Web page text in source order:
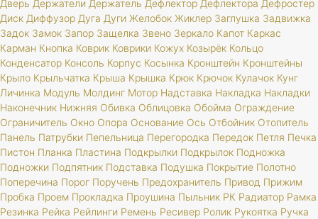
Дверь Держатели Держатель Дефлектор Дефлектора Дефростер
Диск Диффузор Дуга Дуги Желобок Жиклер Заглушка Задвижка
Задок Замок Запор Защелка Звено Зеркало Капот Каркас
Карман Кнопка Коврик Коврики Кожух Козырёк Кольцо
Конденсатор Консоль Корпус Косынка Кронштейн Кронштейны
Крыло Крыльчатка Крыша Крышка Крюк Крючок Кулачок Кунг
Личинка Модуль Молдинг Мотор Надставка Накладка Накладки
Наконечник Нижняя Обивка Облицовка Обойма Ограждение
Ограничитель Окно Опора Основание Ось Отбойник Отопитель
Панель Патрубки Пепельница Перегородка Передок Петля Печка
Пистон Планка Пластина Подкрылки Подкрылок Подножка
Подножки Подпятник Подставка Подушка Покрытие Полотно
Поперечина Порог Поручень Предохранитель Привод Прижим
Пробка Проем Прокладка Проушина Пыльник РК Радиатор Рамка
Резинка Рейка Рейлинги Ремень Ресивер Ролик Рукоятка Ручка